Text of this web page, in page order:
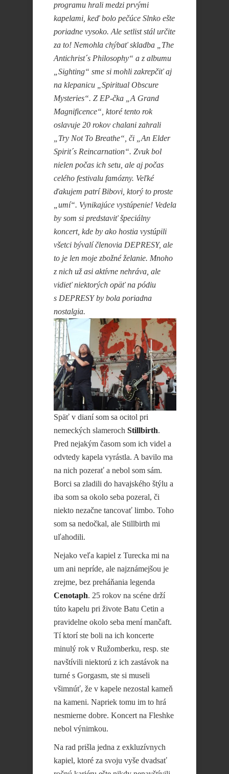
programu hrali medzi prvými
kapelami, keď bolo pečúce Slnko ešte
poriadne vysoko. Ale setlist stál určite
za to! Nemohla chýbať skladba „The
Antichrist´s Philosophy“ a z albumu
„Sighting“ sme si mohli zakrepčiť aj
na klepanicu „Spiritual Obscure
Mysteries“. Z EP-čka „A Grand
Magnificence“, ktoré tento rok
oslavuje 20 rokov chalani zahrali
„Try Not To Breathe“, či „An Elder
Spirit´s Reincarnation“. Zvuk bol
nielen počas ich setu, ale aj počas
celého festivalu famózny. Veľké
ďakujem patrí Bibovi, ktorý to proste
„umí“. Vynikajúce vystúpenie! Vedela
by som si predstaviť špeciálny
koncert, kde by ako hostia vystúpili
všetci bývalí členovia DEPRESY, ale
to je len moje zbožné želanie. Mnoho
z nich už asi aktívne nehráva, ale
vidieť niektorých opäť na pódiu
s DEPRESY by bola poriadna
nostalgia.
Späť v dianí som sa ocitol pri
nemeckých slameroch Stillbirth.
Pred nejakým časom som ich videl a
odvtedy kapela vyrástla. A bavilo ma
na nich pozerať a nebol som sám.
Borci sa zladili do havajského štýlu a
iba som sa okolo seba pozeral, či
niekto nezačne tancovať limbo. Toho
som sa nedočkal, ale Stillbirth mi
uľahodili.
Nejako veľa kapiel z Turecka mi na
um ani nepríde, ale najznámejšou je
zrejme, bez preháňania legenda
Cenotaph. 25 rokov na scéne drží
túto kapelu pri živote Batu Cetin a
pravidelne okolo seba mení mančaft.
Tí ktorí ste boli na ich koncerte
minulý rok v Ružomberku, resp. ste
navštívili niektorú z ich zastávok na
turné s Gorgasm, ste si museli
všimnúť, že v kapele nezostal kameň
na kameni. Napriek tomu im to hrá
nesmierne dobre. Koncert na Fleshke
nebol výnimkou.
Na rad prišla jedna z exkluzívnych
kapiel, ktoré za svoju vyše dvadsať